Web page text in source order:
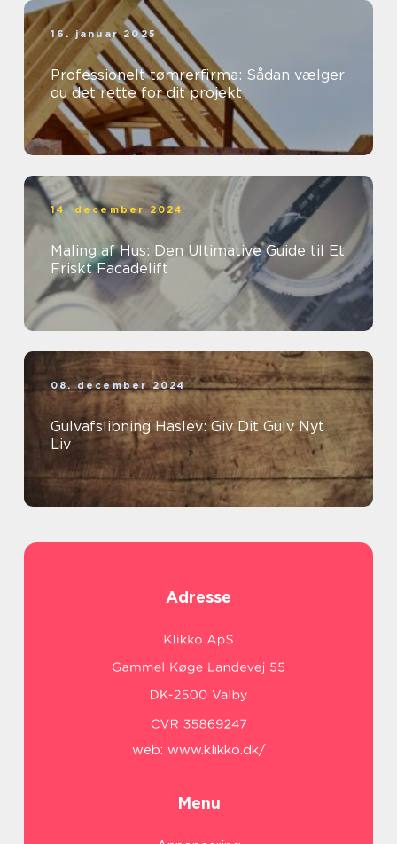
16. januar 2025
Professionelt tømrerfirma: Sådan vælger
du det rette for dit projekt
14. december 2024
Maling af Hus: Den Ultimative Guide til Et
Friskt Facadelift
08. december 2024
Gulvafslibning Haslev: Giv Dit Gulv Nyt
Liv
Adresse
web: www.klikko.dk/
Menu